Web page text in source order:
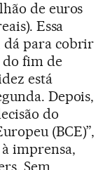
de euros
Essa
dá para cobrir
do fim de
está
Depois,
do
(BCE)”,
imprensa,
Sem